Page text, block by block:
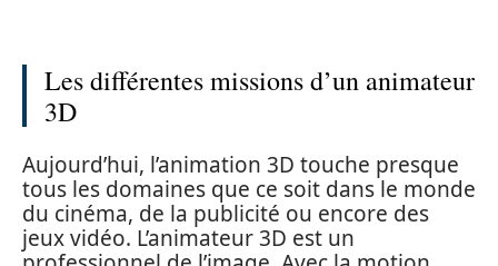
Les différentes missions d’un animateur
3D
Aujourd’hui, l’animation 3D touche presque
tous les domaines que ce soit dans le monde
du cinéma, de la publicité ou encore des
jeux vidéo. L’animateur 3D est un